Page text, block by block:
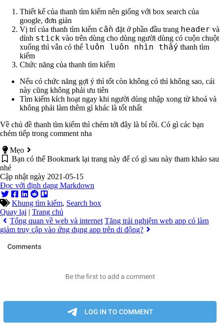
Thiết kế của thanh tìm kiếm nên giống với box search của
google, đơn giản
Vị trí của thanh tìm kiếm cần đặt ở phần đầu trang header và
dính stick vào trên dùng cho dùng người dùng có cuộn chuột
xuống thì vẫn có thể luôn luôn nhìn thấy thanh tìm
kiếm
Chức năng của thanh tìm kiếm
Nếu có chức năng gợi ý thì tốt còn không có thì không sao, cái
này cũng không phải ưu tiên
Tìm kiếm kích hoạt ngay khi người dùng nhập xong từ khoá và
không phải làm thêm gì khác là tốt nhất
Về chủ đề thanh tìm kiếm thì chém tới đây là bí rồi. Có gì các bạn
chém tiếp trong comment nha
Mẹo
Bạn có thể Bookmark lại trang này để có gì sau này tham khảo sau
nhé
Cập nhật ngày 2021-05-15
Đọc với định dạng Markdown
Khung tìm kiếm, Search box
Quay lại | Trang chủ
Tổng quan về web và internet Tăng trải nghiệm web app có làm
giảm truy cập vào ứng dụng app trên di động?